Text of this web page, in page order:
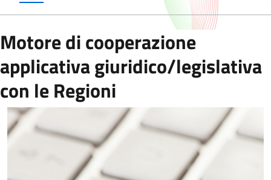
Motore di cooperazione
applicativa giuridico/legislativa
con le Regioni